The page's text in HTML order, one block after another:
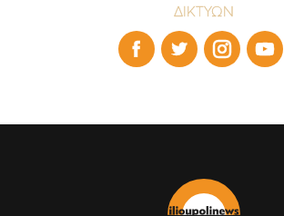
ΔΙΚΤΥΩΝ
   